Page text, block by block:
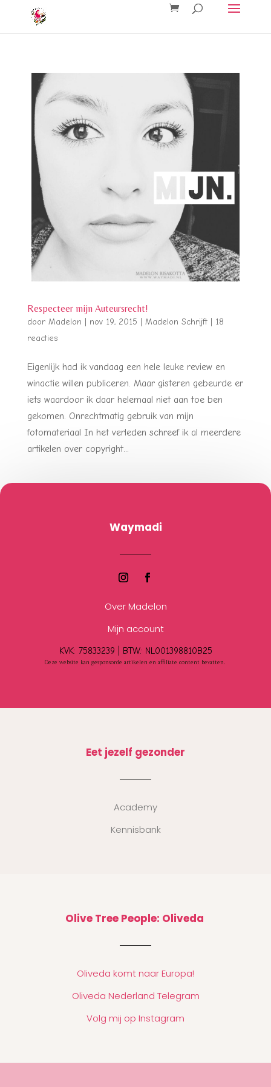
Respecteer mijn Auteursrecht!
door Madelon nov 19, 2015 Madelon Schrijft| 18
reacties
Eigenlijk had ik vandaag een hele leuke review en
winactie willen publiceren. Maar gisteren gebeurde er
iets waardoor ik daar helemaal niet aan toe ben
gekomen. Onrechtmatig gebruik van mijn
fotomateriaal In het verleden schreef ik al meerdere
artikelen over copyright...
Waymadi
Over Madelon
Mijn account
KVK: 75833239 | BTW: NL001398810B25
Deze website kan gesponsorde artikelen en affiliate content bevatten.
Eet jezelf gezonder
Academy
Kennisbank
Olive Tree People: Oliveda
Oliveda komt naar Europa!
Oliveda Nederland Telegram
Volg mij op Instagram